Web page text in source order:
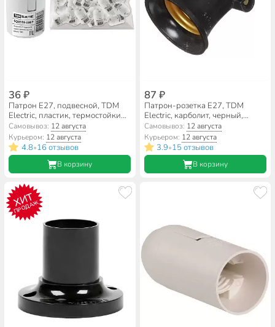
36 ₽
Патрон E27, подвесной, TDM
Electric, пластик, термостойкий,
белый, SQ0335-0007
Самовывоз: 12 августа
Курьером: 12 августа
4.8•16 отзывов
В корзину
87 ₽
Патрон-розетка E27, TDM
Electric, карболит, черный,
SQ0335-0022
Самовывоз: 12 августа
Курьером: 12 августа
3.9•15 отзывов
В корзину
ХИТ
ПРОДАЖ